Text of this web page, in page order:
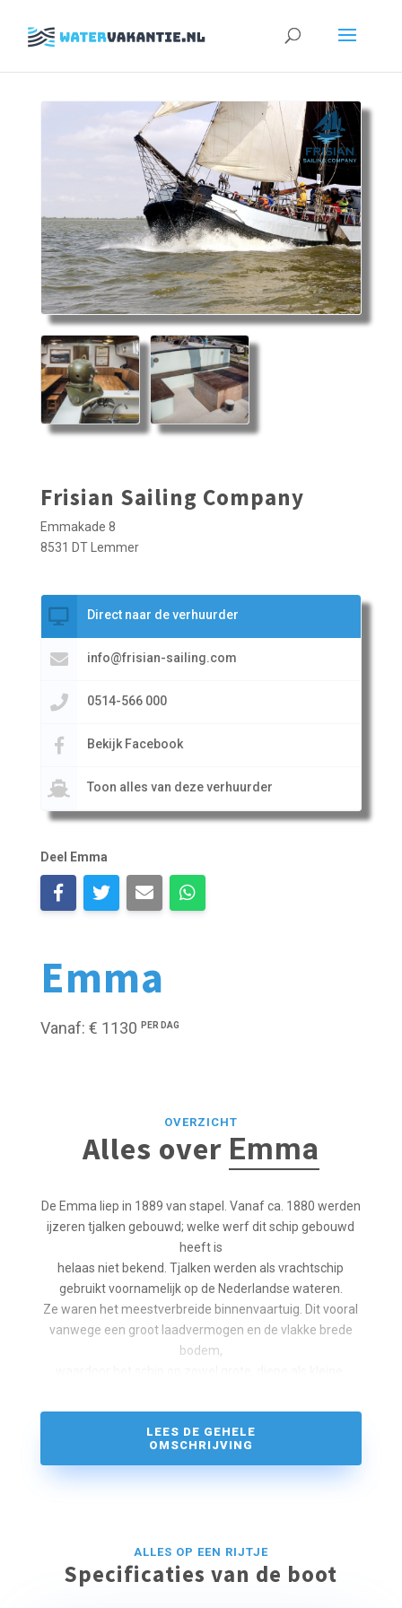
Zoeken
Emma
Vanaf: € 1130 PER DAG
Frisian Sailing Company
Emmakade 8
8531 DT Lemmer
Direct naar de verhuurder
info@frisian-sailing.com
0514-566 000
Bekijk Facebook
Toon alles van deze verhuurder
Deel Emma
OVERZICHT
Alles over Emma
De Emma liep in 1889 van stapel. Vanaf ca. 1880 werden
ijzeren tjalken gebouwd; welke werf dit schip gebouwd
heeft is
helaas niet bekend. Tjalken werden als vrachtschip
gebruikt voornamelijk op de Nederlandse wateren.
Ze waren het meestverbreide binnenvaartuig. Dit vooral
vanwege een groot laadvermogen en de vlakke brede
bodem,
De Emma is volledig gerenoveerd tot een comfortabel
zeilschip met ruim dagverblijf en efficiënte hutindeling.
Het zeilplan werd begin van de 21ste eeuw weer
uitstraling zeer ten goede komt.
Eigenaar en schipper Peter Spek had het druk genoeg
LEES DE GEHELE
OMSCHRIJVING
ALLES OP EEN RIJTJE
Specificaties van de boot